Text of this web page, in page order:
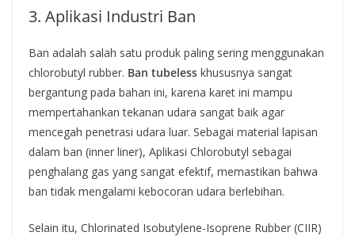
3. Aplikasi Industri Ban
Ban adalah salah satu produk paling sering menggunakan
chlorobutyl rubber. Ban tubeless khususnya sangat
bergantung pada bahan ini, karena karet ini mampu
mempertahankan tekanan udara sangat baik agar
mencegah penetrasi udara luar. Sebagai material lapisan
dalam ban (inner liner), Aplikasi Chlorobutyl sebagai
penghalang gas yang sangat efektif, memastikan bahwa
ban tidak mengalami kebocoran udara berlebihan.
Selain itu, Chlorinated Isobutylene-Isoprene Rubber (CIIR)